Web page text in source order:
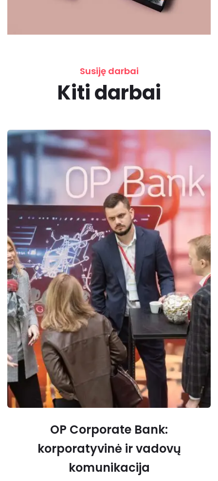
Susiję darbai
Kiti darbai
OP Corporate Bank:
korporatyvinė ir vadovų
komunikacija